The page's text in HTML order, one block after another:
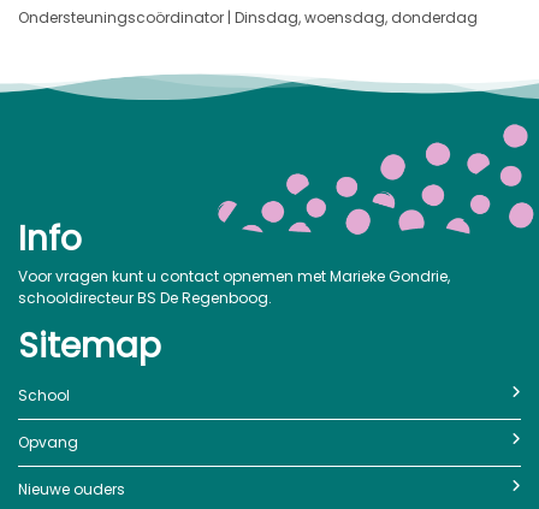
Ondersteuningscoördinator | Dinsdag, woensdag, donderdag
Info
Voor vragen kunt u contact opnemen met Marieke Gondrie,
schooldirecteur BS De Regenboog.
Sitemap
School
Opvang
Nieuwe ouders